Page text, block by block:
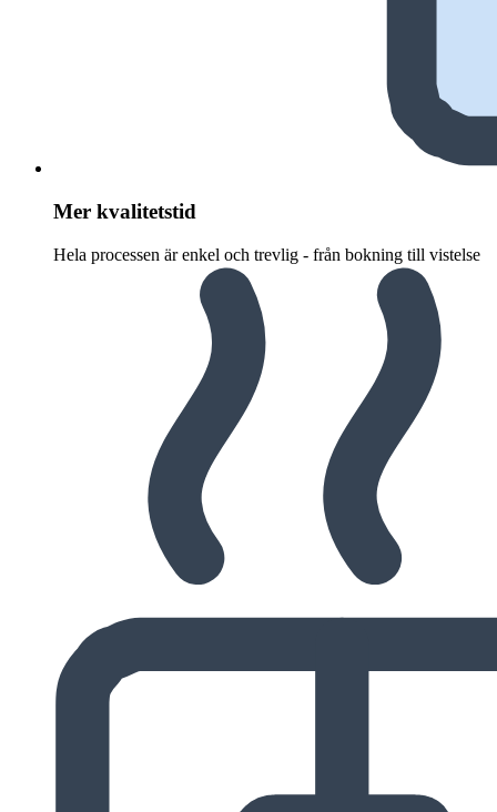
Mer kvalitetstid
Hela processen är enkel och trevlig - från bokning till vistelse